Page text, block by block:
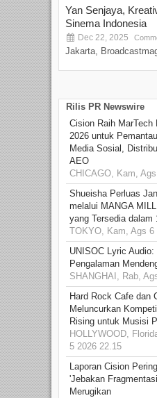
Yan Senjaya,
Sinema Indonesia
Dec 22, 2025
Jakarta,
Rilis PR Newswire
Cision Raih MarTech
2026 untuk
Media Sosial,
AEO
CHICAGO, Kam,
Shueisha Perluas
melalui MANGA
yang Tersedia dalam
TOKYO, Kam, Ags 6
UNISOC Lyric Audio:
Pengalaman
SHANGHAI, Rab,
Hard Rock Cafe dan
Meluncurkan
Rising untuk Musisi
HOLLYWOOD,
5 2026 22.15
Laporan Cision
'Jebakan
Merugikan